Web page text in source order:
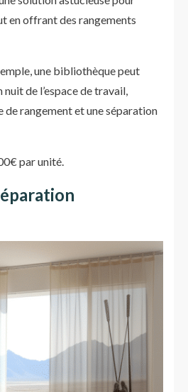
en offrant des rangements
une bibliothèque peut
de l’espace de travail,
de rangement et une séparation
par unité.